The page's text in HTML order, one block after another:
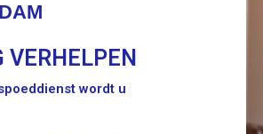
VERHELPEN
wordt u